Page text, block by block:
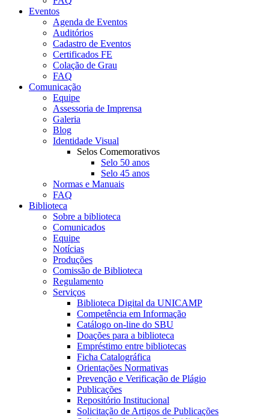
Eventos
Agenda de Eventos
Auditórios
Cadastro de Eventos
Certificados FE
Colação de Grau
FAQ
Comunicação
Equipe
Assessoria de Imprensa
Galeria
Blog
Identidade Visual
Selos Comemorativos
Selo 50 anos
Selo 45 anos
Normas e Manuais
FAQ
Biblioteca
Sobre a biblioteca
Comunicados
Equipe
Notícias
Produções
Comissão de Biblioteca
Regulamento
Serviços
Biblioteca Digital da UNICAMP
Competência em Informação
Catálogo on-line do SBU
Doações para a biblioteca
Empréstimo entre bibliotecas
Ficha Catalográfica
Orientações Normativas
Prevenção e Verificação de Plágio
Publicações
Repositório Institucional
Solicitação de Artigos de Publicações